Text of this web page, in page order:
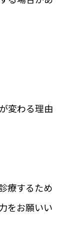
変わる理由
療するため
をお願いい